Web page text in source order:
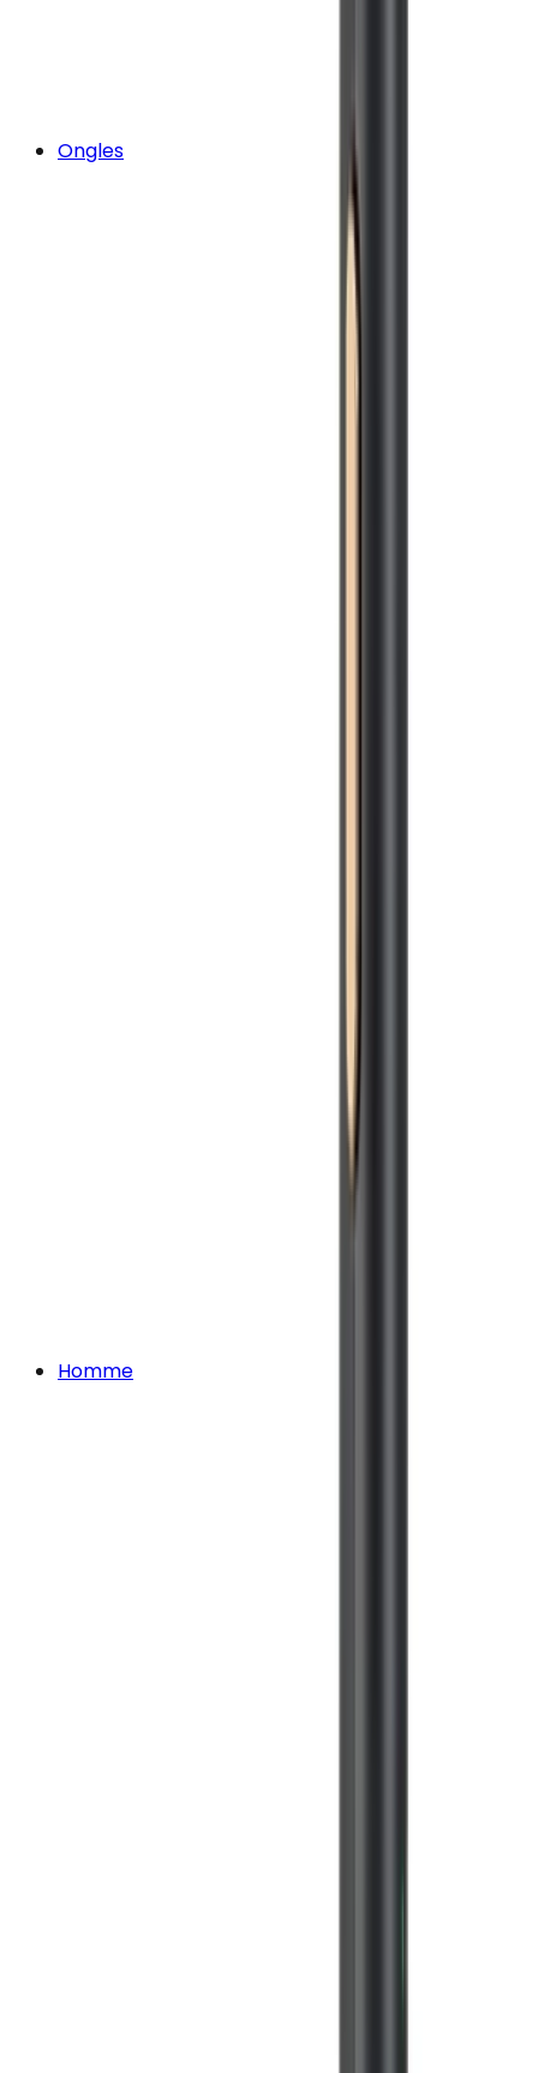
Ongles
Homme